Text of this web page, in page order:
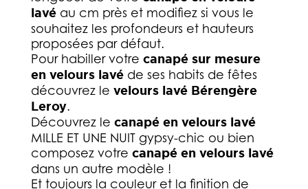
lavéau cm près et modifiez si vous le
souhaitez les profondeurs et hauteurs
proposées par défaut.
Pour habiller votre canapé sur mesure
en velours lavéde ses habits de fêtes
découvrez le velours lavé Bérengère
Leroy.
Découvrez le canapé en velours lavé
MILLE ET UNE NUIT gypsy-chic ou bien
composez votre canapé en velours lavé
dans un autre modèle !
Et toujours la couleur et la finition de